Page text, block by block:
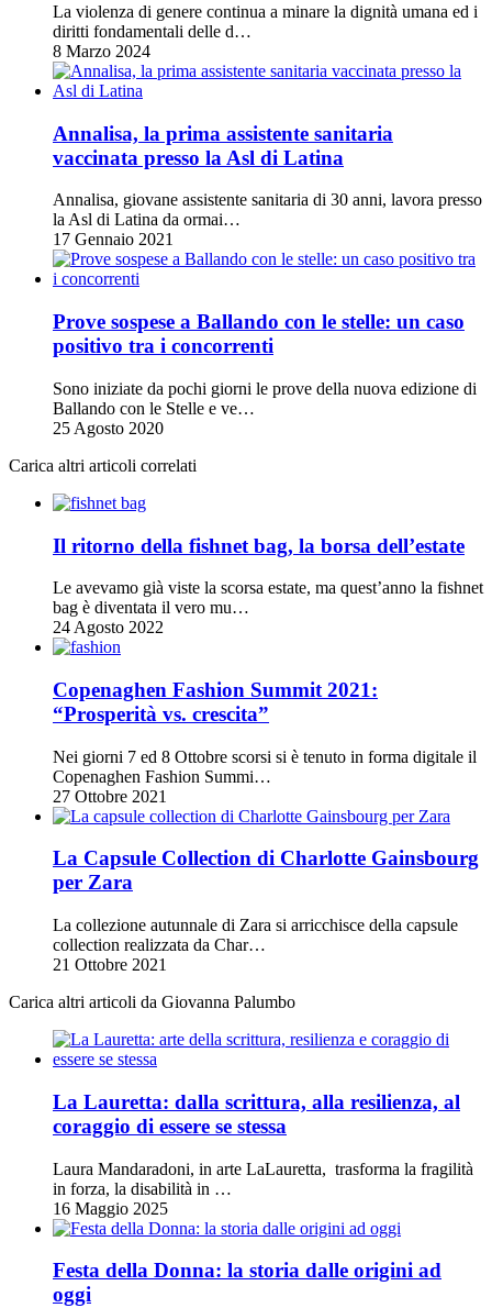
La violenza di genere continua a minare la dignità umana ed i
diritti fondamentali delle d…
8 Marzo 2024
Annalisa, la prima assistente sanitaria
vaccinata presso la Asl di Latina
Annalisa, giovane assistente sanitaria di 30 anni, lavora presso
la Asl di Latina da ormai…
17 Gennaio 2021
Prove sospese a Ballando con le stelle: un caso
positivo tra i concorrenti
Sono iniziate da pochi giorni le prove della nuova edizione di
Ballando con le Stelle e ve…
25 Agosto 2020
Carica altri articoli correlati
Il ritorno della fishnet bag, la borsa dell’estate
Le avevamo già viste la scorsa estate, ma quest’anno la fishnet
bag è diventata il vero mu…
24 Agosto 2022
Copenaghen Fashion Summit 2021:
“Prosperità vs. crescita”
Nei giorni 7 ed 8 Ottobre scorsi si è tenuto in forma digitale il
Copenaghen Fashion Summi…
27 Ottobre 2021
La Capsule Collection di Charlotte Gainsbourg
per Zara
La collezione autunnale di Zara si arricchisce della capsule
collection realizzata da Char…
21 Ottobre 2021
Carica altri articoli da Giovanna Palumbo
La Lauretta: dalla scrittura, alla resilienza, al
coraggio di essere se stessa
Laura Mandaradoni, in arte LaLauretta, trasforma la fragilità
in forza, la disabilità in …
16 Maggio 2025
Festa della Donna: la storia dalle origini ad
oggi